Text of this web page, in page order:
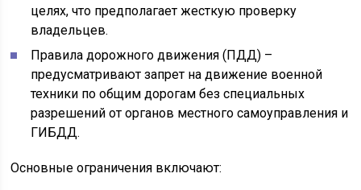
целях, что предполагает жесткую проверку
владельцев.
Правила дорожного движения (ПДД) –
предусматривают запрет на движение военной
техники по общим дорогам без специальных
разрешений от органов местного самоуправления и
ГИБДД.
Основные ограничения включают: